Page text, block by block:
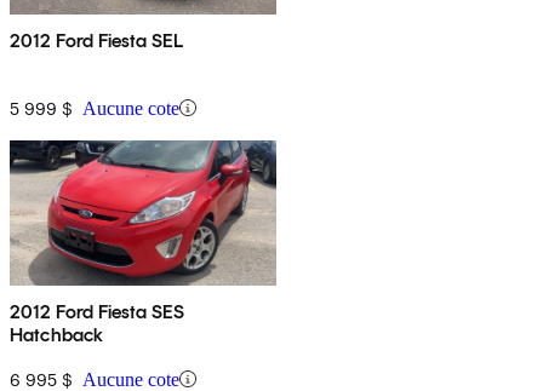
2012 Ford Fiesta SEL
5 999 $ Aucune cote
2012 Ford Fiesta SES
Hatchback
6 995 $ Aucune cote